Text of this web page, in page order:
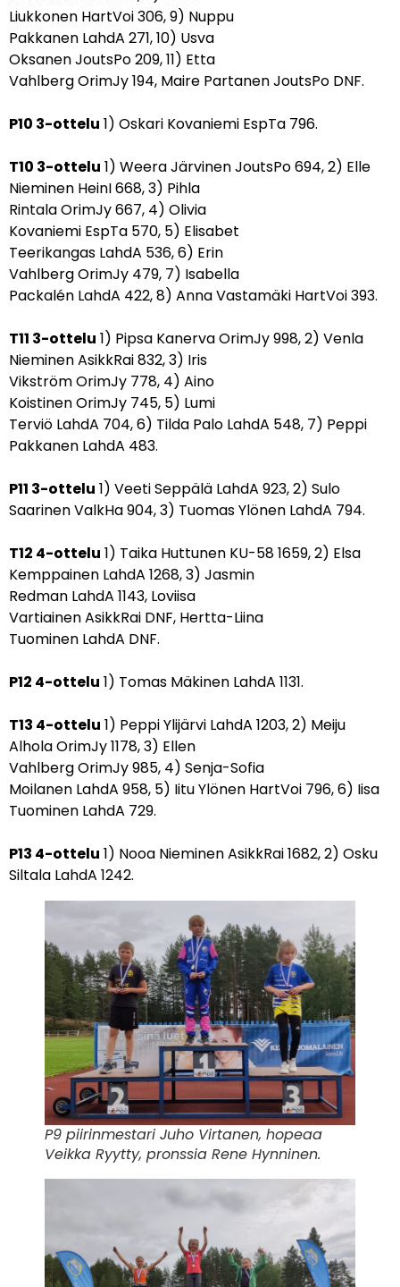
Liukkonen HartVoi 306, 9) Nuppu
Pakkanen LahdA 271, 10) Usva
Oksanen JoutsPo 209, 11) Etta
Vahlberg OrimJy 194, Maire Partanen JoutsPo DNF.
P10 3-ottelu 1) Oskari Kovaniemi EspTa 796.
T10 3-ottelu 1) Weera Järvinen JoutsPo 694, 2) Elle
Nieminen HeinI 668, 3) Pihla
Rintala OrimJy 667, 4) Olivia
Kovaniemi EspTa 570, 5) Elisabet
Teerikangas LahdA 536, 6) Erin
Vahlberg OrimJy 479, 7) Isabella
Packalén LahdA 422, 8) Anna Vastamäki HartVoi 393.
T11 3-ottelu 1) Pipsa Kanerva OrimJy 998, 2) Venla
Nieminen AsikkRai 832, 3) Iris
Vikström OrimJy 778, 4) Aino
Koistinen OrimJy 745, 5) Lumi
Terviö LahdA 704, 6) Tilda Palo LahdA 548, 7) Peppi
Pakkanen LahdA 483.
P11 3-ottelu 1) Veeti Seppälä LahdA 923, 2) Sulo
Saarinen ValkHa 904, 3) Tuomas Ylönen LahdA 794.
T12 4-ottelu 1) Taika Huttunen KU-58 1659, 2) Elsa
Kemppainen LahdA 1268, 3) Jasmin
Redman LahdA 1143, Loviisa
Vartiainen AsikkRai DNF, Hertta-Liina
Tuominen LahdA DNF.
P12 4-ottelu 1) Tomas Mäkinen LahdA 1131.
T13 4-ottelu 1) Peppi Ylijärvi LahdA 1203, 2) Meiju
Alhola OrimJy 1178, 3) Ellen
Vahlberg OrimJy 985, 4) Senja-Sofia
Moilanen LahdA 958, 5) Iitu Ylönen HartVoi 796, 6) Iisa
Tuominen LahdA 729.
P13 4-ottelu 1) Nooa Nieminen AsikkRai 1682, 2) Osku
Siltala LahdA 1242.
P9 piirinmestari Juho Virtanen, hopeaa
Veikka Ryytty, pronssia Rene Hynninen.